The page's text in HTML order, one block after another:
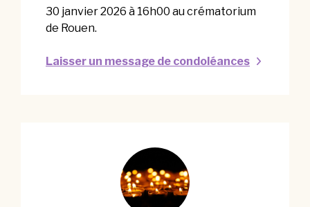
30 janvier 2026 à 16h00 au crématorium
de Rouen.
Laisser un message de condoléances